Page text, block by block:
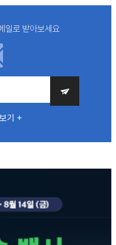
일로 받아보세요
기 +